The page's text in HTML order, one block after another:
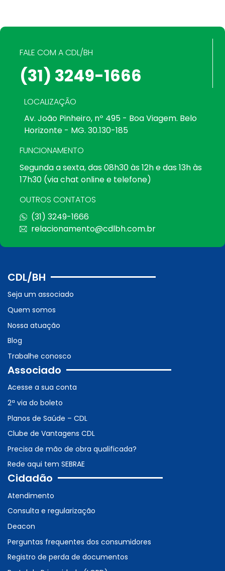
FALE COM A CDL/BH
(31) 3249-1666
LOCALIZAÇÃO
Av. João Pinheiro, nº 495 - Boa Viagem. Belo
Horizonte - MG. 30.130-185
FUNCIONAMENTO
Segunda a sexta, das 08h30 às 12h e das 13h às
17h30 (via chat online e telefone)
OUTROS CONTATOS
(31) 3249-1666
relacionamento@cdlbh.com.br
CDL/BH
Seja um associado
Quem somos
Nossa atuação
Blog
Trabalhe conosco
Associado
Acesse a sua conta
2ª via do boleto
Planos de Saúde – CDL
Clube de Vantagens CDL
Precisa de mão de obra qualificada?
Rede aqui tem SEBRAE
Cidadão
Atendimento
Consulta e regularização
Deacon
Perguntas frequentes dos consumidores
Registro de perda de documentos